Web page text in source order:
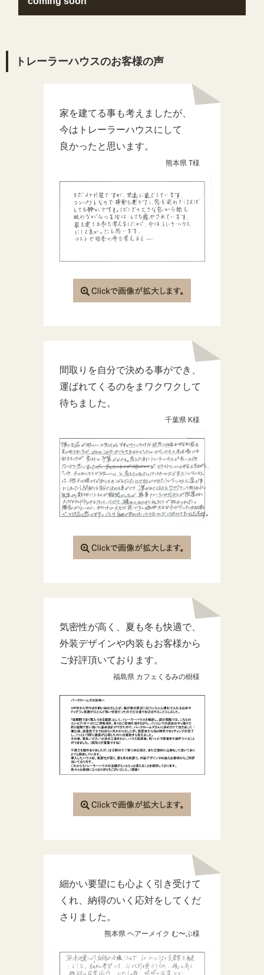
トレーラーハウスのお客様の声
家を建てる事も考えましたが、
今はトレーラーハウスにして
良かったと思います。
熊本県 T様
間取りを自分で決める事ができ、
運ばれてくるのをまワクワクして
待ちました。
千葉県 K様
気密性が高く、夏も冬も快適で、
外装デザインや内装もお客様から
ご好評頂いております。
福島県 カフェくるみの樹様
細かい要望にも心よく引き受けて
くれ、納得のいく応対をしてくだ
さりました。
熊本県 ヘアーメイク む〜ぶ様